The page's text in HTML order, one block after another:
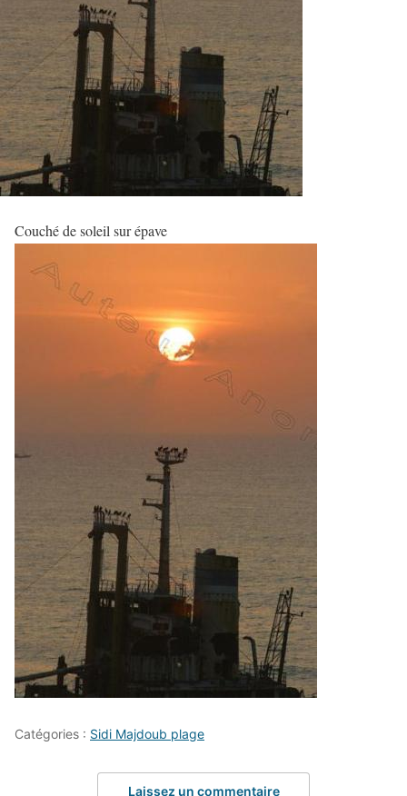
Couché de soleil sur épave
Catégories : Sidi Majdoub plage
Laissez un commentaire